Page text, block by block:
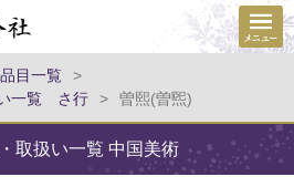
目一覧
>
一覧 さ行
> 曽熙(曽煕)
取扱い一覧 中国美術